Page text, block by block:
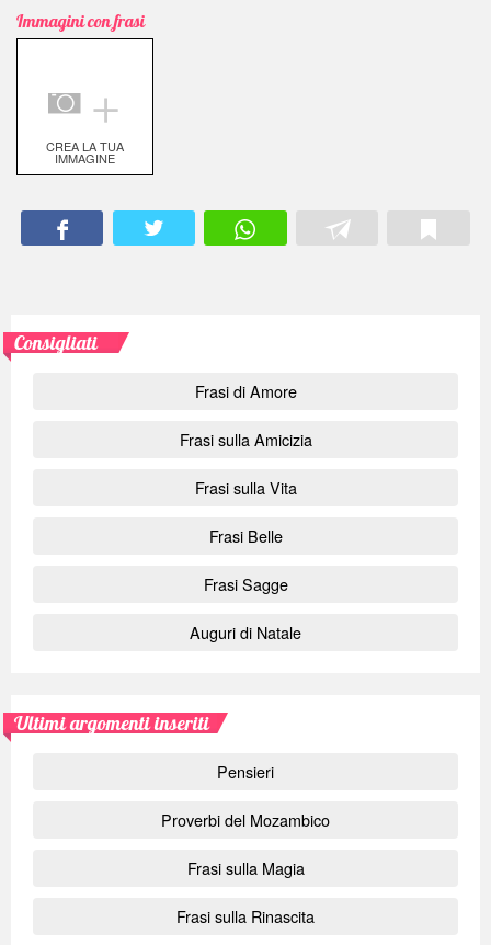
Immagini con frasi
＋
CREA LA TUA
IMMAGINE
Consigliati
Frasi di Amore
Frasi sulla Amicizia
Frasi sulla Vita
Frasi Belle
Frasi Sagge
Auguri di Natale
Ultimi argomenti inseriti
Pensieri
Proverbi del Mozambico
Frasi sulla Magia
Frasi sulla Rinascita